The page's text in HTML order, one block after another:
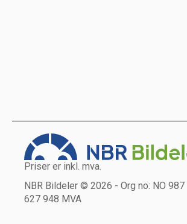
Priser er inkl. mva.
NBR Bildeler © 2026 - Org no: NO 987
627 948 MVA